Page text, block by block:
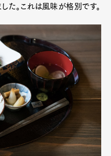
た。これは風味が格別です。